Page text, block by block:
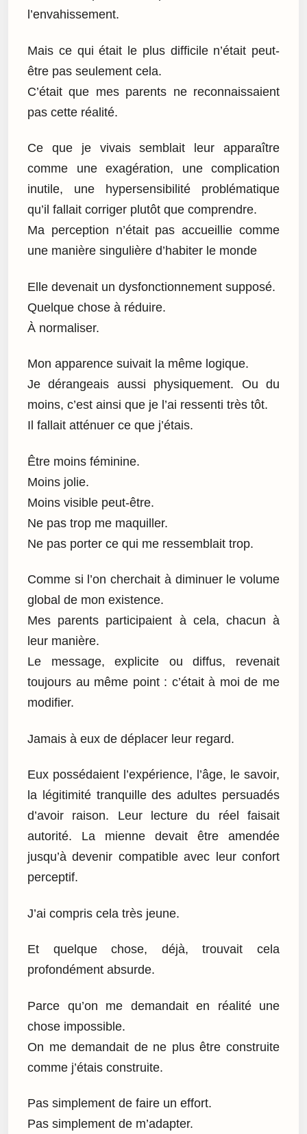
l’envahissement.
Mais ce qui était le plus difficile n’était peut-
être pas seulement cela.
C’était que mes parents ne reconnaissaient
pas cette réalité.
Ce que je vivais semblait leur apparaître
comme une exagération, une complication
inutile, une hypersensibilité problématique
qu’il fallait corriger plutôt que comprendre.
Ma perception n’était pas accueillie comme
une manière singulière d’habiter le monde
Elle devenait un dysfonctionnement supposé.
Quelque chose à réduire.
À normaliser.
Mon apparence suivait la même logique.
Je dérangeais aussi physiquement. Ou du
moins, c’est ainsi que je l’ai ressenti très tôt.
Il fallait atténuer ce que j’étais.
Être moins féminine.
Moins jolie.
Moins visible peut-être.
Ne pas trop me maquiller.
Ne pas porter ce qui me ressemblait trop.
Comme si l’on cherchait à diminuer le volume
global de mon existence.
Mes parents participaient à cela, chacun à
leur manière.
Le message, explicite ou diffus, revenait
toujours au même point : c’était à moi de me
modifier.
Jamais à eux de déplacer leur regard.
Eux possédaient l’expérience, l’âge, le savoir,
la légitimité tranquille des adultes persuadés
d’avoir raison. Leur lecture du réel faisait
autorité. La mienne devait être amendée
jusqu’à devenir compatible avec leur confort
perceptif.
J’ai compris cela très jeune.
Et quelque chose, déjà, trouvait cela
profondément absurde.
Parce qu’on me demandait en réalité une
chose impossible.
On me demandait de ne plus être construite
comme j’étais construite.
Pas simplement de faire un effort.
Pas simplement de m’adapter.